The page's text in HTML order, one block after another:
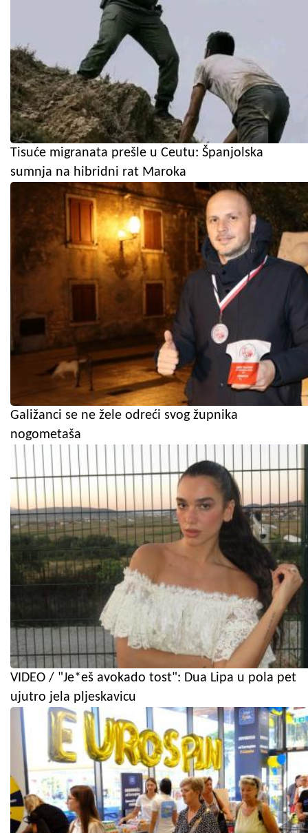
Tisuće migranata prešle u Ceutu: Španjolska
sumnja na hibridni rat Maroka
Galižanci se ne žele odreći svog župnika
nogometaša
VIDEO / "Je*eš avokado tost": Dua Lipa u pola pet
ujutro jela pljeskavicu